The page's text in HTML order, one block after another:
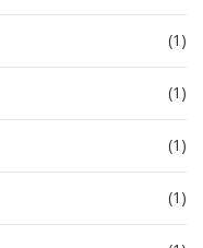
(1)
(1)
(1)
(1)